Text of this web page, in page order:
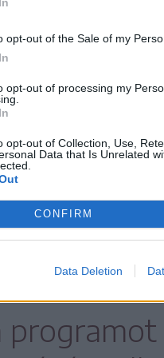
opt-out of the Sale of my
opt-out of processing my
opt-out of Collection, Use,
Data that Is Unrelated
CONFIRM
Data Deletion
pontot jelent, ha
egészében a fiatal
témát érintenek.